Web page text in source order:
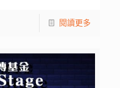
閱讀更多